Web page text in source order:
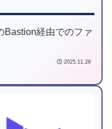
Bastion経由でのファ
2025.11.26